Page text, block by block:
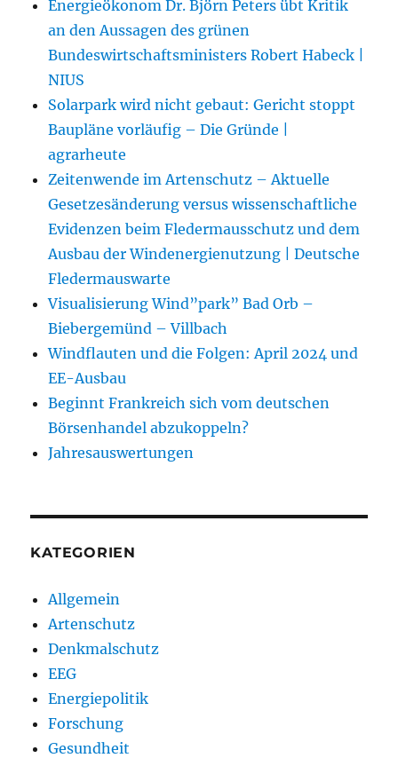
Energieökonom Dr. Björn Peters übt Kritik
an den Aussagen des grünen
Bundeswirtschaftsministers Robert Habeck |
NIUS
Solarpark wird nicht gebaut: Gericht stoppt
Baupläne vorläufig – Die Gründe |
agrarheute
Zeitenwende im Artenschutz – Aktuelle
Gesetzesänderung versus wissenschaftliche
Evidenzen beim Fledermausschutz und dem
Ausbau der Windenergienutzung | Deutsche
Fledermauswarte
Visualisierung Wind”park” Bad Orb –
Biebergemünd – Villbach
Windflauten und die Folgen: April 2024 und
EE-Ausbau
Beginnt Frankreich sich vom deutschen
Börsenhandel abzukoppeln?
Jahresauswertungen
KATEGORIEN
Allgemein
Artenschutz
Denkmalschutz
EEG
Energiepolitik
Forschung
Gesundheit